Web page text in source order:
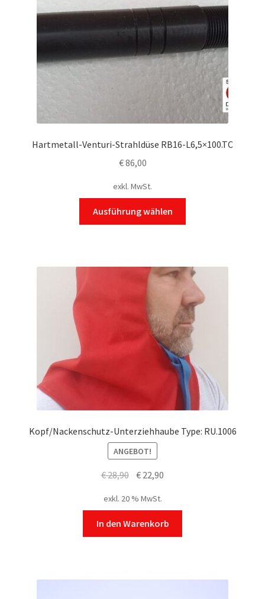
Die
Optionen
können
auf
der
Produktseite
gewählt
Hartmetall-Venturi-Strahldüse RB16-L6,5×100.TC
€86,00
exkl. MwSt.
Ausführung wählen
Varianten
auf.
Optionen
können
auf
der
Produktseite
gewählt
werden
Kopf/Nackenschutz-Unterziehhaube Type: RU.1006
ANGEBOT!
€28,90 Ursprünglicher
war:
€ 28,90
€ 22,90
€ 22,90.
exkl. 20 % MwSt.
In den Warenkorb